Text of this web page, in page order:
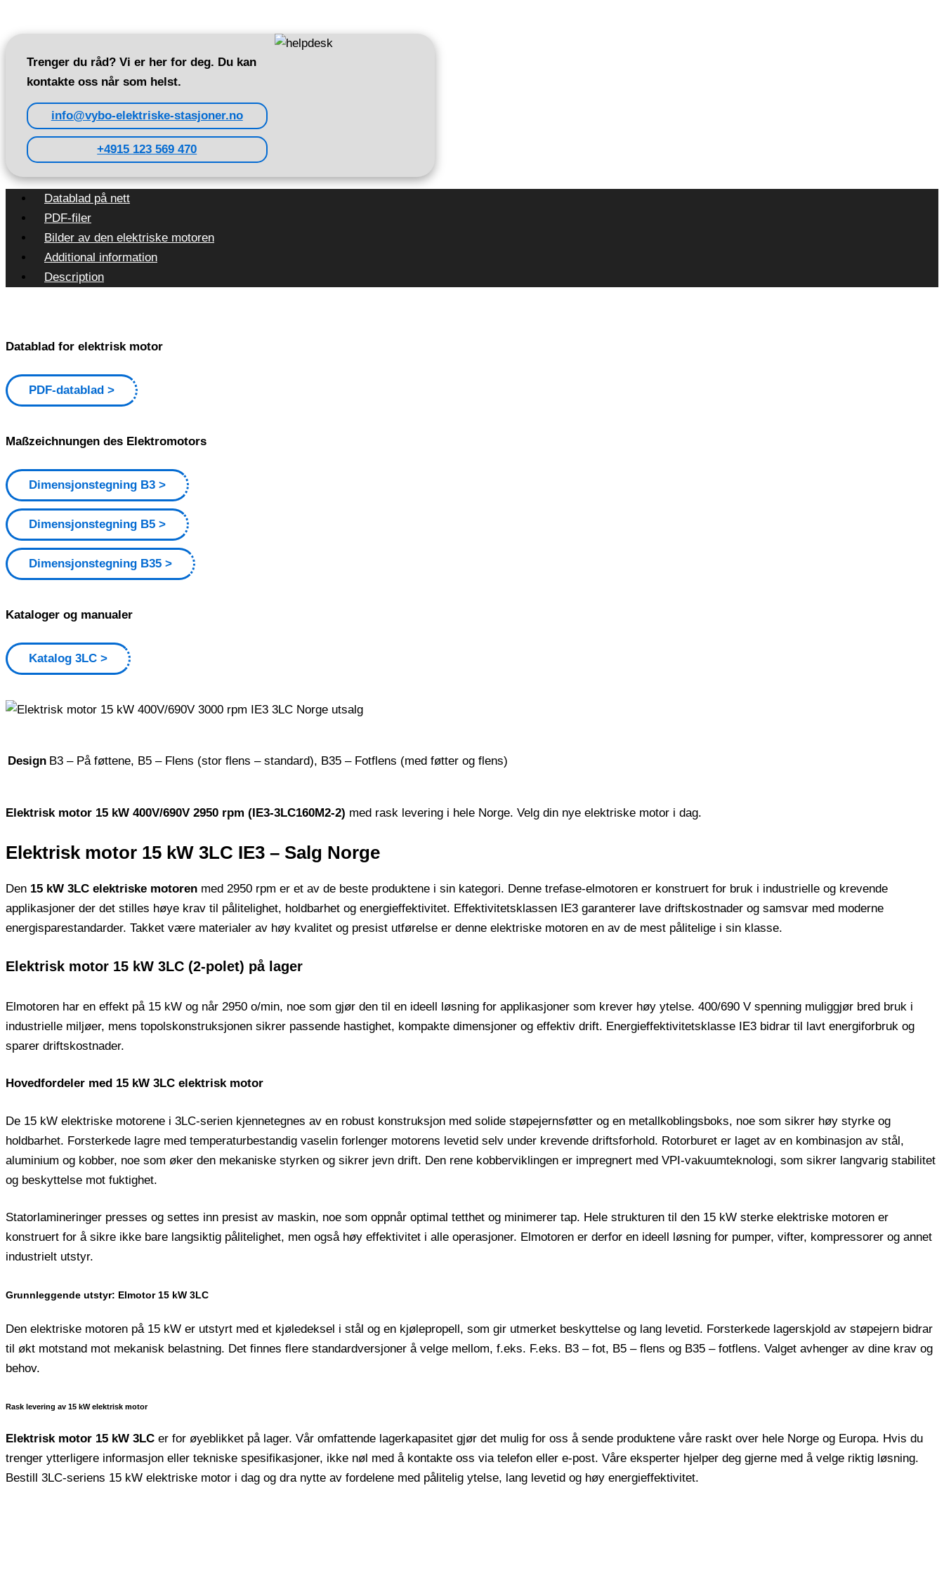
Trenger du råd? Vi er her for deg. Du kan
kontakte oss når som helst.
info@vybo-elektriske-stasjoner.no
+4915 123 569 470
Datablad på nett
PDF-filer
Bilder av den elektriske motoren
Additional information
Description
Datablad for elektrisk motor
PDF-datablad
Maßzeichnungen des Elektromotors
Dimensjonstegning B3
Dimensjonstegning B5
Dimensjonstegning B35
Kataloger og manualer
Katalog 3LC
Design B3 – På føttene, B5 – Flens (stor flens – standard), B35 – Fotflens (med føtter og flens)
Elektrisk motor 15 kW 400V/690V 2950 rpm (IE3-3LC160M2-2) med rask levering i hele Norge. Velg din nye elektriske motor i dag.
Elektrisk motor 15 kW 3LC IE3 – Salg Norge
Den 15 kW 3LC elektriske motoren med 2950 rpm er et av de beste produktene i sin kategori. Denne trefase-elmotoren er konstruert for bruk i industrielle og krevende
applikasjoner der det stilles høye krav til pålitelighet, holdbarhet og energieffektivitet. Effektivitetsklassen IE3 garanterer lave driftskostnader og samsvar med moderne
energisparestandarder. Takket være materialer av høy kvalitet og presist utførelse er denne elektriske motoren en av de mest pålitelige i sin klasse.
Elektrisk motor 15 kW 3LC (2-polet) på lager
Elmotoren har en effekt på 15 kW og når 2950 o/min, noe som gjør den til en ideell løsning for applikasjoner som krever høy ytelse. 400/690 V spenning muliggjør bred bruk i
industrielle miljøer, mens topolskonstruksjonen sikrer passende hastighet, kompakte dimensjoner og effektiv drift. Energieffektivitetsklasse IE3 bidrar til lavt energiforbruk og
sparer driftskostnader.
Hovedfordeler med 15 kW 3LC elektrisk motor
De 15 kW elektriske motorene i 3LC-serien kjennetegnes av en robust konstruksjon med solide støpejernsføtter og en metallkoblingsboks, noe som sikrer høy styrke og
holdbarhet. Forsterkede lagre med temperaturbestandig vaselin forlenger motorens levetid selv under krevende driftsforhold. Rotorburet er laget av en kombinasjon av stål,
aluminium og kobber, noe som øker den mekaniske styrken og sikrer jevn drift. Den rene kobberviklingen er impregnert med VPI-vakuumteknologi, som sikrer langvarig stabilitet
og beskyttelse mot fuktighet.
Statorlamineringer presses og settes inn presist av maskin, noe som oppnår optimal tetthet og minimerer tap. Hele strukturen til den 15 kW sterke elektriske motoren er
konstruert for å sikre ikke bare langsiktig pålitelighet, men også høy effektivitet i alle operasjoner. Elmotoren er derfor en ideell løsning for pumper, vifter, kompressorer og annet
industrielt utstyr.
Grunnleggende utstyr: Elmotor 15 kW 3LC
Den elektriske motoren på 15 kW er utstyrt med et kjøledeksel i stål og en kjølepropell, som gir utmerket beskyttelse og lang levetid. Forsterkede lagerskjold av støpejern bidrar
til økt motstand mot mekanisk belastning. Det finnes flere standardversjoner å velge mellom, f.eks. F.eks. B3 – fot, B5 – flens og B35 – fotflens. Valget avhenger av dine krav og
behov.
Rask levering av 15 kW elektrisk motor
Elektrisk motor 15 kW 3LC er for øyeblikket på lager. Vår omfattende lagerkapasitet gjør det mulig for oss å sende produktene våre raskt over hele Norge og Europa. Hvis du
trenger ytterligere informasjon eller tekniske spesifikasjoner, ikke nøl med å kontakte oss via telefon eller e-post. Våre eksperter hjelper deg gjerne med å velge riktig løsning.
Bestill 3LC-seriens 15 kW elektriske motor i dag og dra nytte av fordelene med pålitelig ytelse, lang levetid og høy energieffektivitet.